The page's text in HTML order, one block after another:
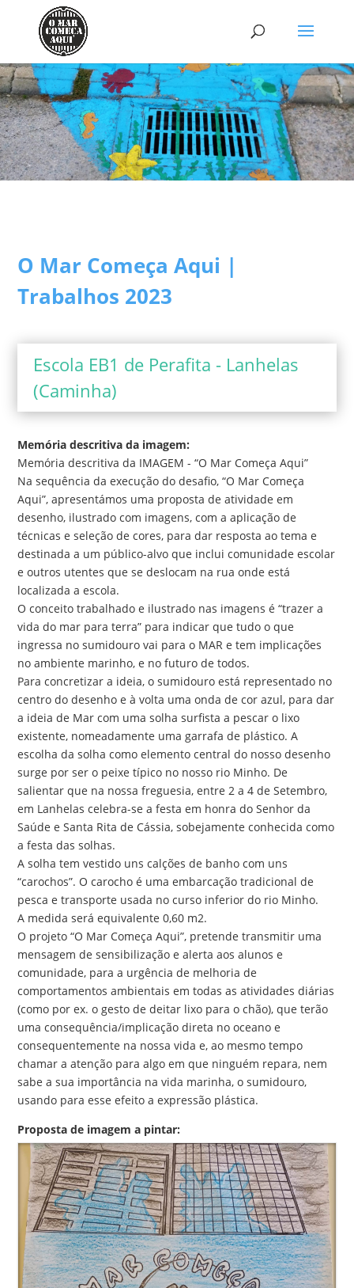
O Mar Começa Aqui |
Trabalhos 2023
Escola EB1 de Perafita - Lanhelas
(Caminha)
Memória descritiva da imagem:
Memória descritiva da IMAGEM - “O Mar Começa Aqui”
Na sequência da execução do desafio, “O Mar Começa
Aqui”, apresentámos uma proposta de atividade em
desenho, ilustrado com imagens, com a aplicação de
técnicas e seleção de cores, para dar resposta ao tema e
destinada a um público-alvo que inclui comunidade escolar
e outros utentes que se deslocam na rua onde está
localizada a escola.
O conceito trabalhado e ilustrado nas imagens é “trazer a
vida do mar para terra” para indicar que tudo o que
ingressa no sumidouro vai para o MAR e tem implicações
no ambiente marinho, e no futuro de todos.
Para concretizar a ideia, o sumidouro está representado no
centro do desenho e à volta uma onda de cor azul, para dar
a ideia de Mar com uma solha surfista a pescar o lixo
existente, nomeadamente uma garrafa de plástico. A
escolha da solha como elemento central do nosso desenho
surge por ser o peixe típico no nosso rio Minho. De
salientar que na nossa freguesia, entre 2 a 4 de Setembro,
em Lanhelas celebra-se a festa em honra do Senhor da
Saúde e Santa Rita de Cássia, sobejamente conhecida como
a festa das solhas.
A solha tem vestido uns calções de banho com uns
“carochos”. O carocho é uma embarcação tradicional de
pesca e transporte usada no curso inferior do rio Minho.
A medida será equivalente 0,60 m2.
O projeto “O Mar Começa Aqui”, pretende transmitir uma
mensagem de sensibilização e alerta aos alunos e
comunidade, para a urgência de melhoria de
comportamentos ambientais em todas as atividades diárias
(como por ex. o gesto de deitar lixo para o chão), que terão
uma consequência/implicação direta no oceano e
consequentemente na nossa vida e, ao mesmo tempo
chamar a atenção para algo em que ninguém repara, nem
sabe a sua importância na vida marinha, o sumidouro,
usando para esse efeito a expressão plástica.
Proposta de imagem a pintar: